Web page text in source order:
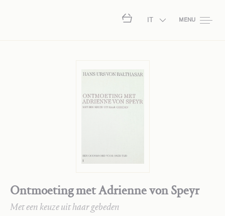
IT MENU
Ontmoeting met Adrienne von Speyr
Met een keuze uit haar gebeden